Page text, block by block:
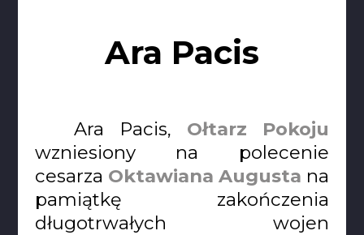
Ara Pacis
Ara Pacis, Ołtarz Pokoju
wzniesiony na polecenie
cesarza Oktawiana Augusta na
pamiątkę zakończenia
długotrwałych wojen